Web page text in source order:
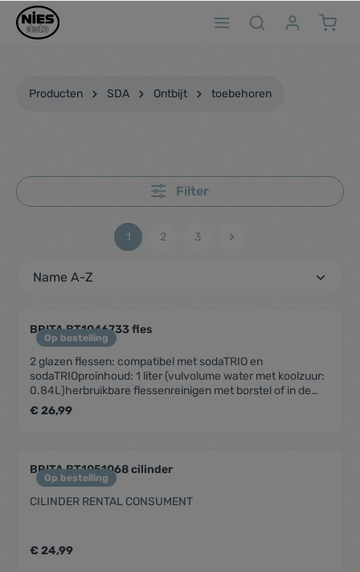
Producten SDA Ontbijt toebehoren
Filter
1 2 3
Op bestelling
BRITA BT1046733 fles
2 glazen flessen: compatibel met sodaTRIO en
sodaTRIOproinhoud: 1 liter (vulvolume water met koolzuur:
0.84L)herbruikbare flessenreinigen met borstel of in de
vaatwasser
€ 26,99
Op bestelling
BRITA BT1051068 cilinder
CILINDER RENTAL CONSUMENT
€ 24,99